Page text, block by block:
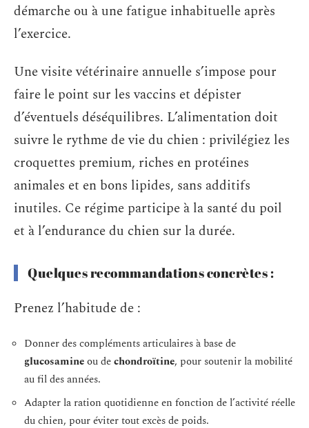
démarche ou à une fatigue inhabituelle après
l’exercice.
Une visite vétérinaire annuelle s’impose pour
faire le point sur les vaccins et dépister
d’éventuels déséquilibres. L’alimentation doit
suivre le rythme de vie du chien : privilégiez les
croquettes premium, riches en protéines
animales et en bons lipides, sans additifs
inutiles. Ce régime participe à la santé du poil
et à l’endurance du chien sur la durée.
Quelques recommandations concrètes :
Prenez l’habitude de :
Donner des compléments articulaires à base de
glucosamineou dechondroïtine, pour soutenir la mobilité
au fil des années.
Adapter la ration quotidienne en fonction de l’activité réelle
du chien, pour éviter tout excès de poids.